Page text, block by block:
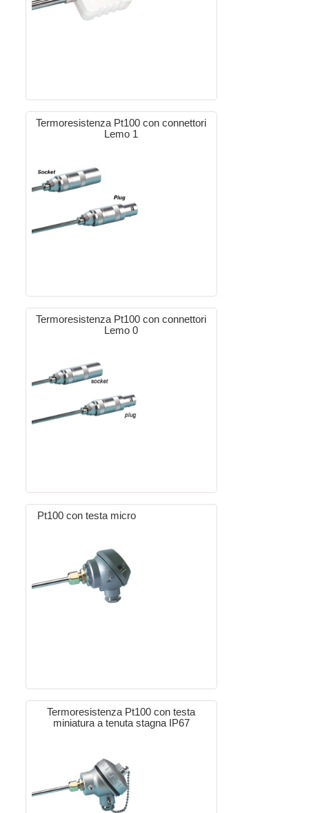
Termoresistenza Pt100 con connettori
Lemo 1
Termoresistenza Pt100 con connettori
Lemo 0
Pt100 con testa micro
Termoresistenza Pt100 con testa
miniatura a tenuta stagna IP67